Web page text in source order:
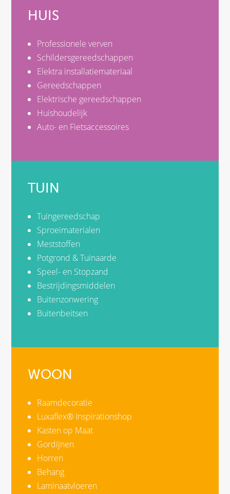
HUIS
Professionele verven
Schildersgereedschappen
Elektra installatiemateriaal
Gereedschappen
Elektrische gereedschappen
Huishoudelijk
Auto- en Fietsaccessoires
TUIN
Tuingereedschap
Sproeimaterialen
Meststoffen
Potgrond & Tuinaarde
Speel- en Stopzand
Bestrijdingsmiddelen
Buitenzonwering
Buitenbeitsen
WOON
Raamdecoratie
Luxaflex® Inspirationshop
Kasten op Maat
Gordijnen
Horren
Behang
Laminaatvloeren